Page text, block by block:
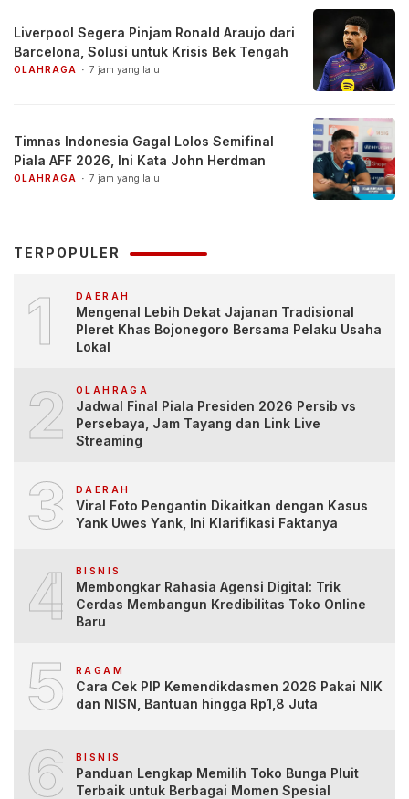
Liverpool Segera Pinjam Ronald Araujo dari
Barcelona, Solusi untuk Krisis Bek Tengah
OLAHRAGA 7 jam yang lalu
Timnas Indonesia Gagal Lolos Semifinal
Piala AFF 2026, Ini Kata John Herdman
OLAHRAGA 7 jam yang lalu
TERPOPULER
1 DAERAH
Mengenal Lebih Dekat Jajanan Tradisional
Pleret Khas Bojonegoro Bersama Pelaku Usaha
Lokal
2 OLAHRAGA
Jadwal Final Piala Presiden 2026 Persib vs
Persebaya, Jam Tayang dan Link Live
Streaming
3 DAERAH
Viral Foto Pengantin Dikaitkan dengan Kasus
Yank Uwes Yank, Ini Klarifikasi Faktanya
4 BISNIS
Membongkar Rahasia Agensi Digital: Trik
Cerdas Membangun Kredibilitas Toko Online
Baru
5 RAGAM
Cara Cek PIP Kemendikdasmen 2026 Pakai NIK
dan NISN, Bantuan hingga Rp1,8 Juta
6 BISNIS
Panduan Lengkap Memilih Toko Bunga Pluit
Terbaik untuk Berbagai Momen Spesial